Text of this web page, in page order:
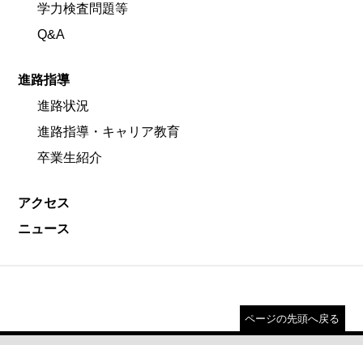
学力検査問題等
Q&A
進路指導
進路状況
進路指導・キャリア教育
卒業生紹介
アクセス
ニュース
ページの先頭へ戻る